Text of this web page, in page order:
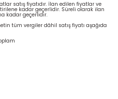
satış fiyatıdır. İlan edilen fiyatlar ve
kadar geçerlidir. Süreli olarak ilan
kadar geçerlidir.
tüm vergiler dâhil satış fiyatı aşağıda